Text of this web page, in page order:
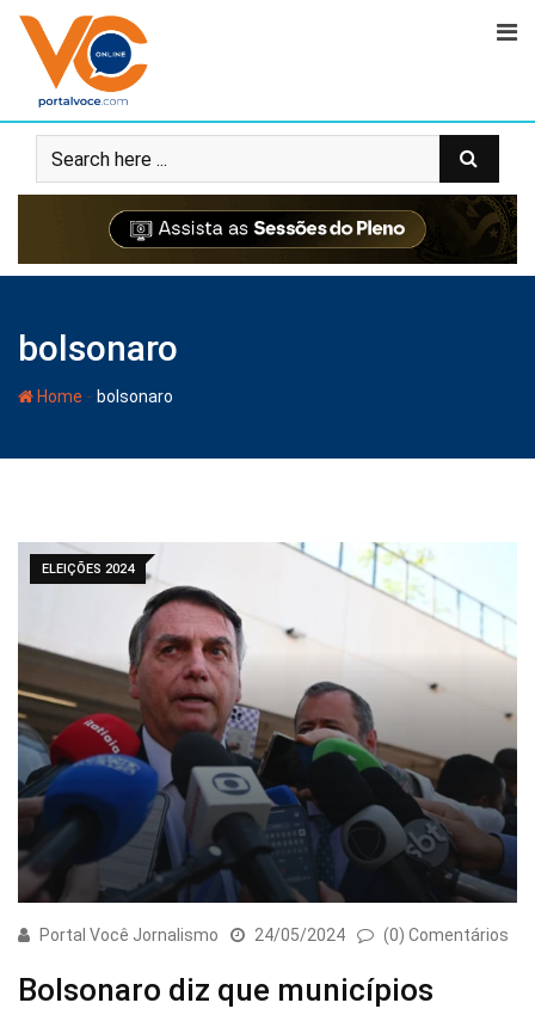
bolsonaro
Home - bolsonaro
ELEIÇÕES 2024
Portal Você Jornalismo 24/05/2024 (0) Comentários
Bolsonaro diz que municípios